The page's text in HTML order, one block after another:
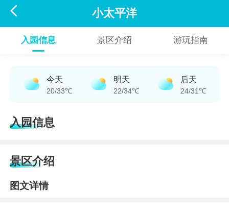
 小太平洋
入园信息 景区介绍 游玩指南
今天
20/33℃
明天
22/34℃
后天
24/31℃
入园信息
景区介绍
图文详情